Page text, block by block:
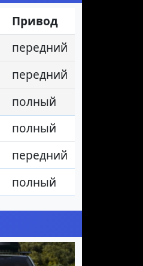
Привод
передний
передний
полный
полный
передний
полный